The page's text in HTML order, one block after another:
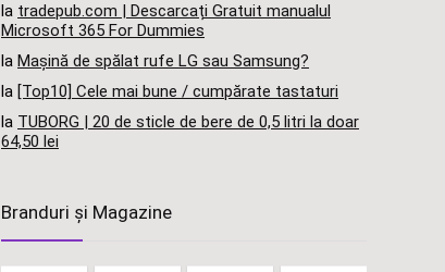
la tradepub.com | Descarcați Gratuit manualul
Microsoft 365 For Dummies
la Mașină de spălat rufe LG sau Samsung?
la [Top10] Cele mai bune / cumpărate tastaturi
la TUBORG | 20 de sticle de bere de 0,5 litri la doar
64,50 lei
Branduri și Magazine